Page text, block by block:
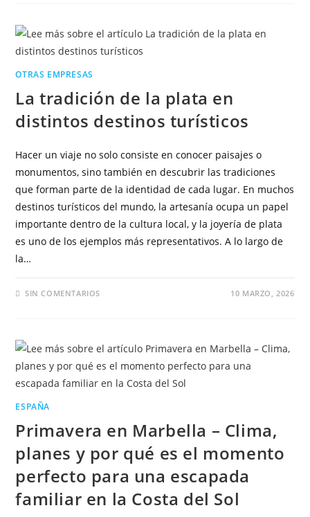
OTRAS EMPRESAS
La tradición de la plata en
distintos destinos turísticos
Hacer un viaje no solo consiste en conocer paisajes o
monumentos, sino también en descubrir las tradiciones
que forman parte de la identidad de cada lugar. En muchos
destinos turísticos del mundo, la artesanía ocupa un papel
importante dentro de la cultura local, y la joyería de plata
es uno de los ejemplos más representativos. A lo largo de
la…
SIN COMENTARIOS 10 MARZO, 2026
ESPAÑA
Primavera en Marbella – Clima,
planes y por qué es el momento
perfecto para una escapada
familiar en la Costa del Sol